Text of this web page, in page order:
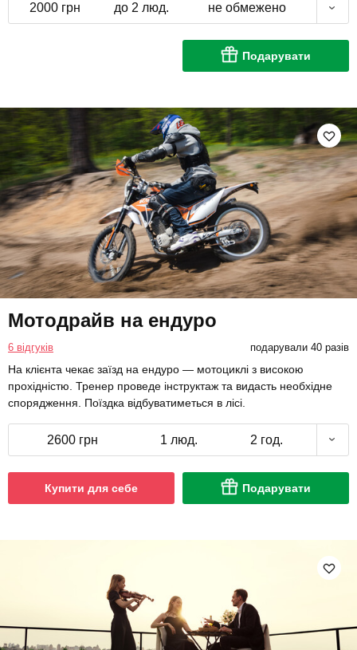
2000 грн до 2 люд. не обмежено
Подарувати
Мотодрайв на ендуро
6 відгуків подарували 40 разів
На клієнта чекає заїзд на ендуро — мотоциклі з високою
прохідністю. Тренер проведе інструктаж та видасть необхідне
спорядження. Поїздка відбуватиметься в лісі.
2600 грн 1 люд. 2 год.
Купити для себе Подарувати